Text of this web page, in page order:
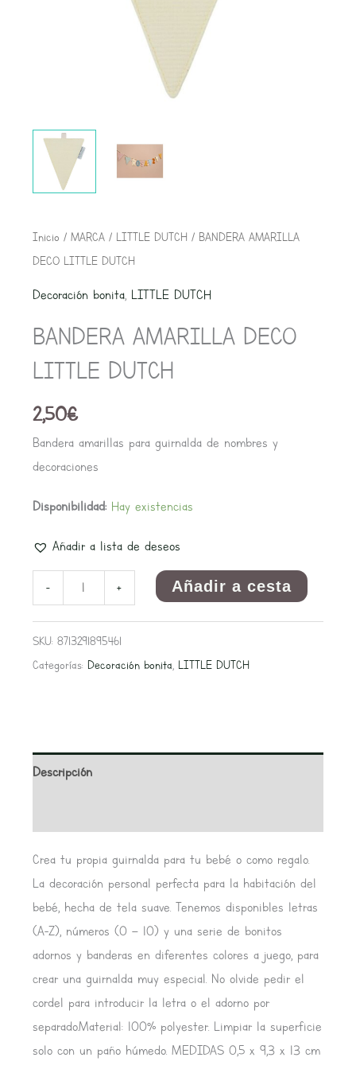
Inicio / MARCA/ LITTLE DUTCH / BANDERA AMARILLA
DECO LITTLE DUTCH
Decoración bonita, LITTLE DUTCH
BANDERA AMARILLA DECO
LITTLE DUTCH
2,50€
Bandera amarillas para guirnalda de nombres y
decoraciones
Disponibilidad: Hay existencias
Añadir a lista de deseos
-
BANDERA
AMARILLA
DUTCH
+ Añadir a cesta
SKU: 8713291895461
Categorías: Decoración bonita, LITTLE DUTCH
Descripción
Crea tu propia guirnalda para tu bebé o como regalo.
La decoración personal perfecta para la habitación del
bebé, hecha de tela suave. Tenemos disponibles letras
(A-Z), números (0 – 10) y una serie de bonitos
adornos y banderas en diferentes colores a juego, para
crear una guirnalda muy especial. No olvide pedir el
cordel para introducir la letra o el adorno por
separado.Material: 100% polyester. Limpiar la superficie
solo con un paño húmedo. MEDIDAS 0,5 x 9,3 x 13 cm